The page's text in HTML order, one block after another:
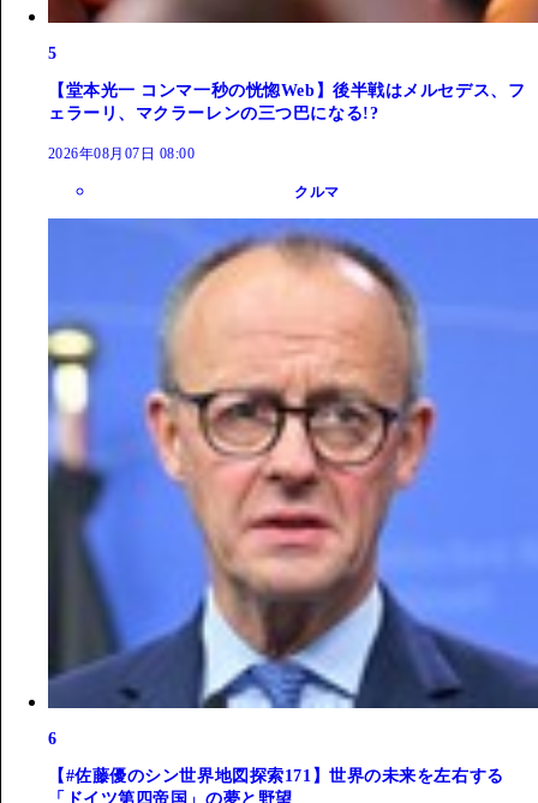
5
【堂本光一 コンマ一秒の恍惚Web】後半戦はメルセデス、フ
ェラーリ、マクラーレンの三つ巴になる!?
2026年08月07日 08:00
クルマ
6
【#佐藤優のシン世界地図探索171】世界の未来を左右する
「ドイツ第四帝国」の夢と野望